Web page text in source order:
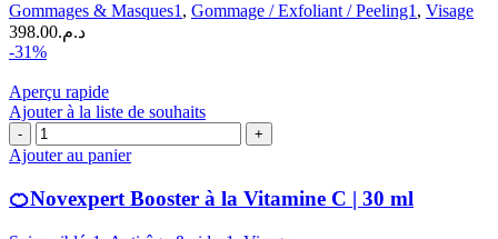
La
Crème
Peeling
Nuit
|
40
ml
Gommages & Masques1 , Gommage / Exfoliant / Peeling1 , Visage
د.م.398.00
-31%
Aperçu rapide
Ajouter à la liste de souhaits
quantité
de
Novexpert
Booster
Ajouter au panier
🍊Novexpert Booster à la Vitamine C | 30 ml